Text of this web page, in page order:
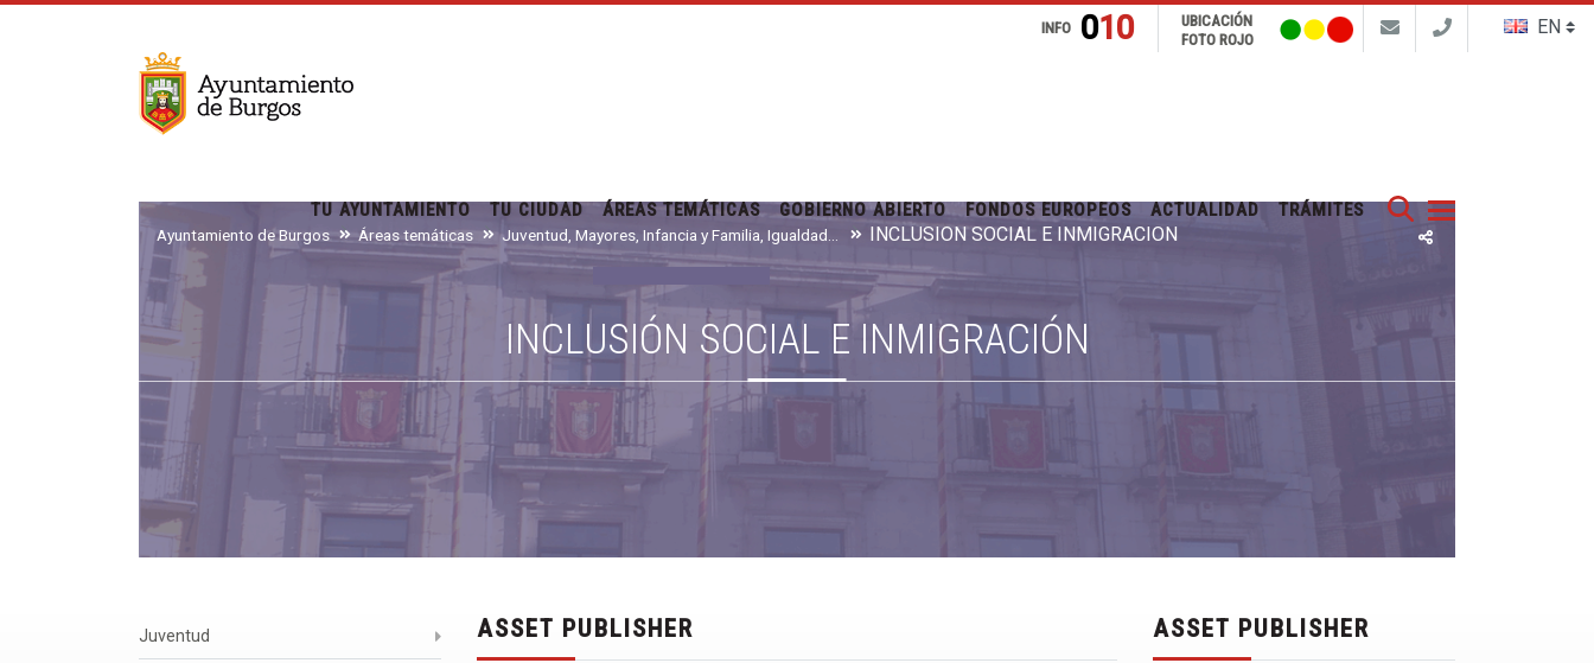
Buscar
INFO 010
UBICACIÓN
FOTO ROJO
TU AYUNTAMIENTO TU CIUDAD ÁREAS TEMÁTICAS GOBIERNO ABIERTO FONDOS EUROPEOS ACTUALIDAD TRÁMITES
Ayuntamiento de Burgos Áreas temáticas INCLUSIÓN SOCIAL E INMIGRACIÓN
INCLUSIÓN SOCIAL E INMIGRACIÓN
Juventud ASSET PUBLISHER ASSET PUBLISHER